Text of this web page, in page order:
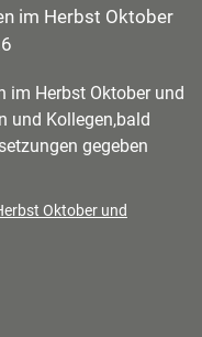
im Herbst Oktober
im Herbst Oktober und
und Kollegen,bald
gegeben
Oktober und